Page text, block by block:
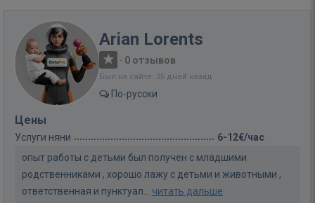
Arian Lorents
· 0 отзывов
Был на сайте: 26 дней назад
По-русски
Цены
Услуги няни
6-12€/час
опыт работы с детьми был получен с младшими
родственниками , хорошо лажу с детьми и животными ,
ответственная и пунктуал... читать дальше